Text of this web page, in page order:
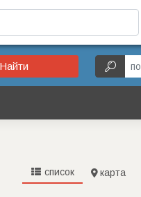
Найти
список карта